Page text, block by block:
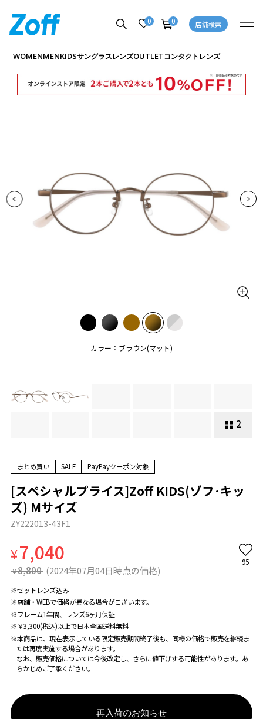
0 0 店舗検索
WOMENMENKIDSサングラスレンズOUTLETコンタクトレンズ
カラー：ブラウン(マット)
2
商品詳細ページへ
まとめ買い SALE PayPayクーポン対象
[スペシャルプライス]Zoff KIDS(ゾフ･キッ
ズ) Mサイズ
ZY222013-43F1
¥7,040
¥ 8,800 (2024年07月04日時点の価格)
95
※セットレンズ込み
※店舗・WEBで価格が異なる場合がこざいます。
※フレーム1年間、レンズ6ヶ月保証
※￥3,300(税込)以上で日本全国送料無料
※本商品は、現在表示している限定販売期間終了後も、同様の価格で販売を継続ま
たは再度実施する場合があります。
なお、販売価格については今後改定し、さらに値下げする可能性があります。あ
らかじめご了承ください。
再入荷のお知らせ